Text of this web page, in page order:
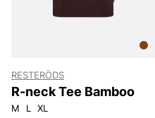
RESTERÖDS
R-neck Tee Bamboo
M L XL